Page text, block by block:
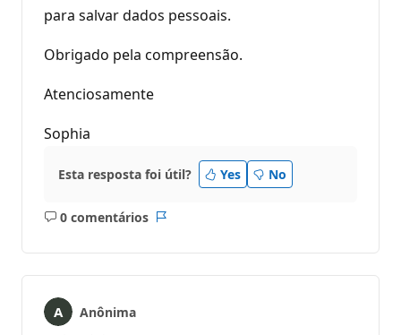
para salvar dados pessoais.
Obrigado pela compreensão.
Atenciosamente
Sophia
Esta resposta foi útil? Yes No
0 comentários
Sem
Anônima